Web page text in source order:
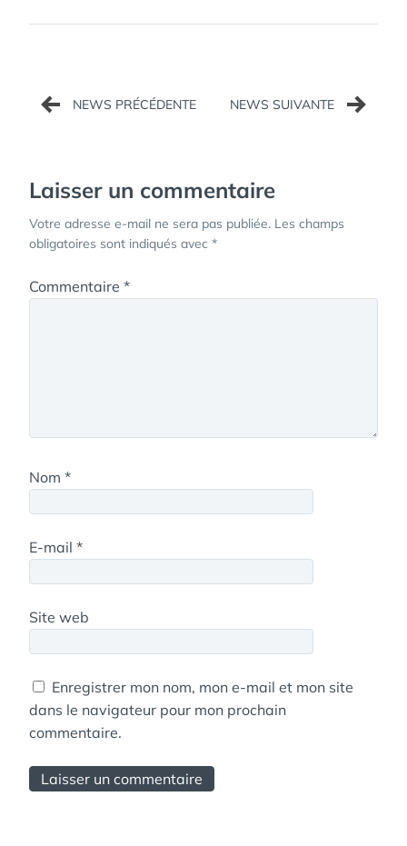
Navigation
de
Laisser un commentaire
Votre adresse e-mail ne sera pas publiée. Les champs
obligatoires sont indiqués avec *
Commentaire *
Nom *
E-mail *
Site web
Enregistrer mon nom, mon e-mail et mon site
dans le navigateur pour mon prochain
commentaire.